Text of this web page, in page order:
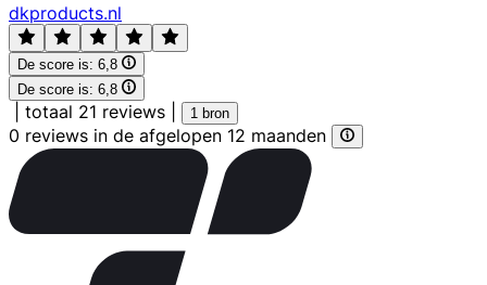
dkproducts.nl
De score is: 6,8
De score is: 6,8
totaal 21 reviews 1 bron
0 reviews in de afgelopen 12 maanden